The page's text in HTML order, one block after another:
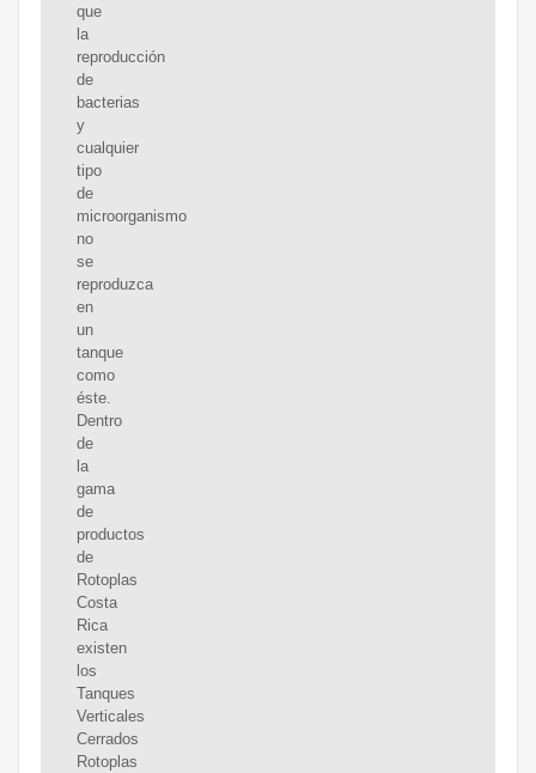
que
la
reproducción
de
bacterias
y
cualquier
tipo
de
microorganismo
no
se
reproduzca
en
un
tanque
como
éste.
Dentro
de
la
gama
de
productos
de
Rotoplas
Costa
Rica
existen
los
Tanques
Verticales
Cerrados
Rotoplas